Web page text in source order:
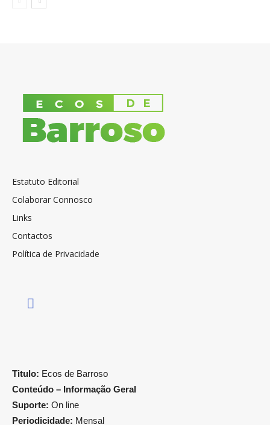
Estatuto Editorial
Colaborar Connosco
Links
Contactos
Política de Privacidade
Titulo: Ecos de Barroso
Conteúdo – Informação Geral
Suporte: On line
Periodicidade: Mensal